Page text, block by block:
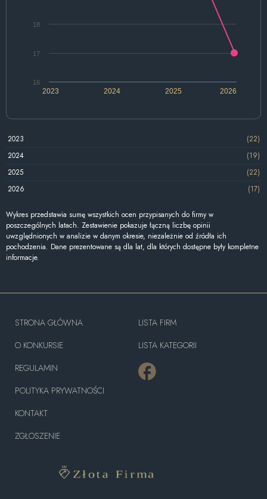
2024 2026
2023 2025
16
17
18
2023
(22)
2024
(19)
2025
(22)
2026
(17)
Wykres przedstawia sumę wszystkich ocen przypisanych do firmy w
poszczególnych latach. Zestawienie pokazuje łączną liczbę opinii
uwzględnionych w analizie w danym okresie, niezależnie od źródła ich
pochodzenia. Dane prezentowane są dla lat, dla których dostępne były kompletne
informacje.
STRONA GŁÓWNA
O KONKURSIE
REGULAMIN
POLITYKA PRYWATNOŚCI
KONTAKT
ZGŁOSZENIE
LISTA FIRM
LISTA KATEGORII